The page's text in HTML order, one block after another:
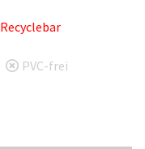
Recyclebar
PVC-frei